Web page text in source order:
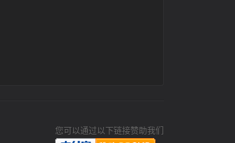
您可以通过以下链接赞助我们